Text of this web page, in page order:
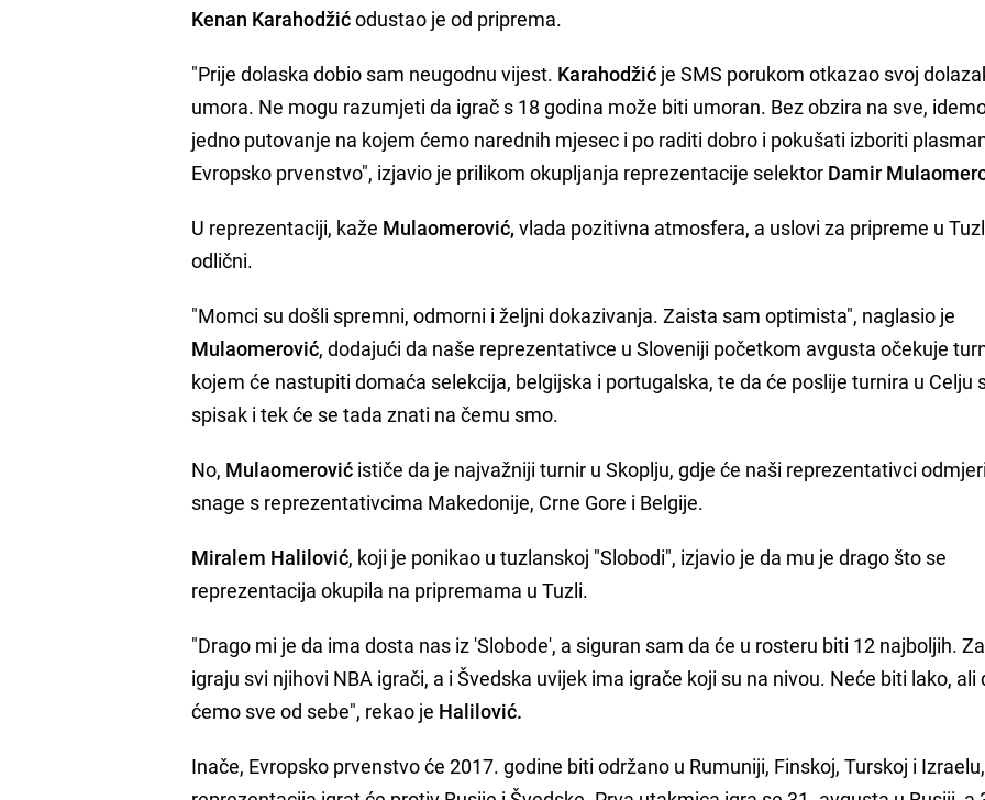
Kenan Karahodžićodustao je od priprema.
"Prije dolaska dobio sam neugodnu vijest. Karahodžić je SMS porukom otkazao svoj
umora. Ne mogu razumjeti da igrač s 18 godina može biti umoran. Bez obzira na sve,
jedno putovanje na kojem ćemo narednih mjesec i po raditi dobro i pokušati izboriti
Evropsko prvenstvo", izjavio je prilikom okupljanja reprezentacije selektor Damir
U reprezentaciji, kaže Mulaomerović, vlada pozitivna atmosfera, a uslovi za pripreme u
odlični.
"Momci su došli spremni, odmorni i željni dokazivanja. Zaista sam optimista", naglasio je
Mulaomerović, dodajući da naše reprezentativce u Sloveniji početkom avgusta očekuje
kojem će nastupiti domaća selekcija, belgijska i portugalska, te da će poslije turnira u Celju
spisak i tek će se tada znati na čemu smo.
No, Mulaomerović ističe da je najvažniji turnir u Skoplju, gdje će naši reprezentativci
snage s reprezentativcima Makedonije, Crne Gore i Belgije.
Miralem Halilović, koji je ponikao u tuzlanskoj "Slobodi", izjavio je da mu je drago što se
reprezentacija okupila na pripremama u Tuzli.
"Drago mi je da ima dosta nas iz 'Slobode', a siguran sam da će u rosteru biti 12 najboljih.
igraju svi njihovi NBA igrači, a i Švedska uvijek ima igrače koji su na nivou. Neće biti lako, ali
ćemo sve od sebe", rekao je Halilović.
Inače, Evropsko prvenstvo će 2017. godine biti održano u Rumuniji, Finskoj, Turskoj i